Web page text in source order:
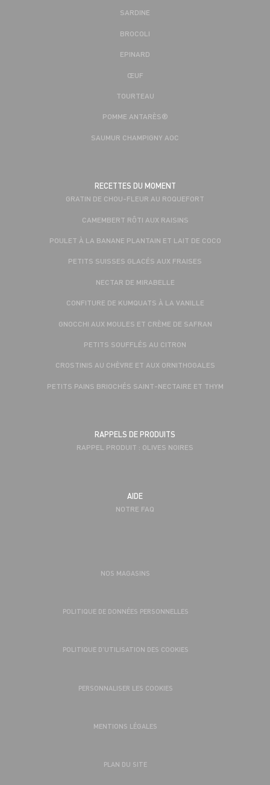
SARDINE
BROCOLI
EPINARD
ŒUF
TOURTEAU
POMME ANTARÈS®
SAUMUR CHAMPIGNY AOC
RECETTES DU MOMENT
GRATIN DE CHOU-FLEUR AU ROQUEFORT
CAMEMBERT RÔTI AUX RAISINS
POULET À LA BANANE PLANTAIN ET LAIT DE COCO
PETITS SUISSES GLACÉS AUX FRAISES
NECTAR DE MIRABELLE
CONFITURE DE KUMQUATS À LA VANILLE
GNOCCHI AUX MOULES ET CRÈME DE SAFRAN
PETITS SOUFFLÉS AU CITRON
CROSTINIS AU CHÈVRE ET AUX ORNITHOGALES
PETITS PAINS BRIOCHÉS SAINT-NECTAIRE ET THYM
RAPPELS DE PRODUITS
RAPPEL PRODUIT : OLIVES NOIRES
AIDE
NOTRE FAQ
NOS MAGASINS
POLITIQUE DE DONNÉES PERSONNELLES
POLITIQUE D’UTILISATION DES COOKIES
PERSONNALISER LES COOKIES
MENTIONS LÉGALES
PLAN DU SITE